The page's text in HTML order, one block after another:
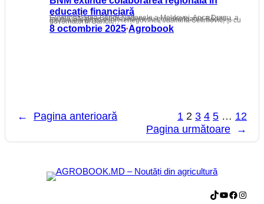
educație financiară
Guvernatoarea Băncii Naționale a Moldovei, Anca Dragu, a avut la Sarajevo o întrevedere cu guvernatoarea Băncii Centrale a Bosniei și Herțegovinei, Jasmina Selimović, și cu guvernatorul Băncii…
8 octombrie 2025•Agrobook
← Pagina anterioară 1 2 3 4 5 … 12
Pagina următoare
→
TikTok YouTube Facebook Instagram